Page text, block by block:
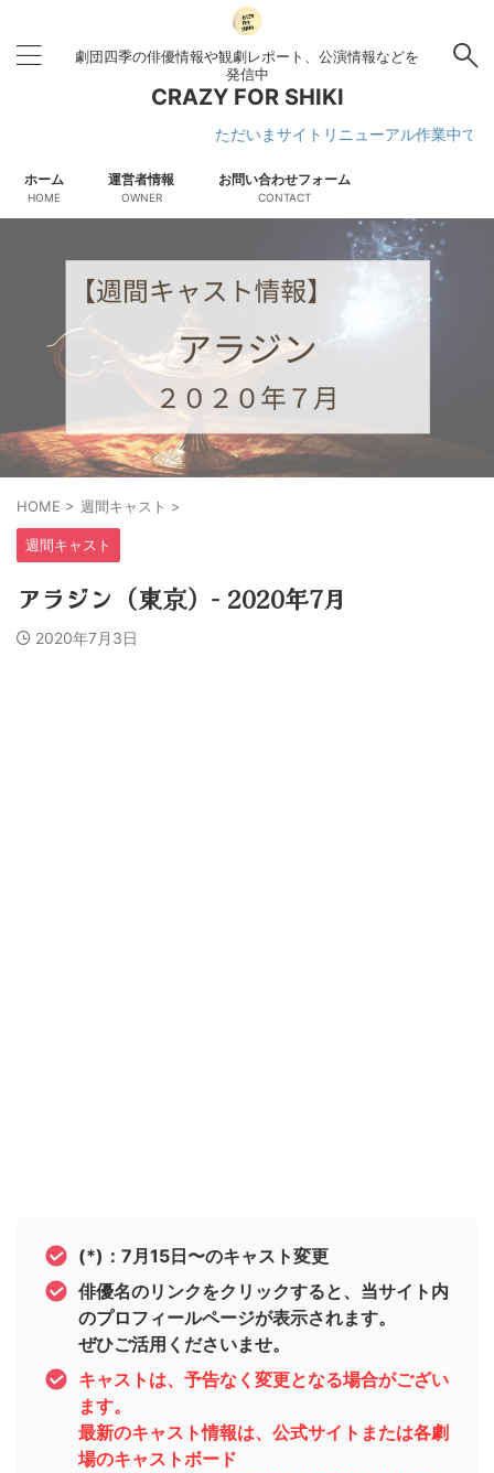
劇団四季の俳優情報や観劇レポート、公演情報などを
発信中
CRAZY FOR SHIKI
ただいまサイトリニューアル作業中です
ホーム
HOME
運営者情報
OWNER
お問い合わせフォーム
CONTACT
HOME > 週間キャスト >
週間キャスト
アラジン（東京）− 2020年7月
2020年7月3日
(*)：7月15日〜のキャスト変更
俳優名のリンクをクリックすると、当サイト内
のプロフィールページが表示されます。
ぜひご活用くださいませ。
キャストは、予告なく変更となる場合がござい
ます。
最新のキャスト情報は、公式サイトまたは各劇
場のキャストボード